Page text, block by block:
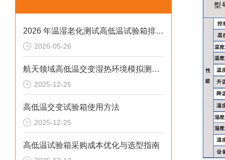
2026 年温湿老化测试高低温试验箱排行榜：破解精度差、数据无效等行业痛点
2026-05-26
航天领域高低温交变湿热环境模拟测试解决方案
2025-12-25
高低温交变试验箱使用方法
2025-12-25
高低温试验箱采购成本优化与选型指南